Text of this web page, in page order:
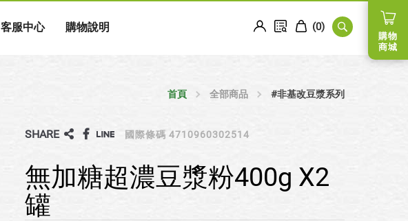
客服中心 購物說明 (0)
購物
商城
首頁 全部商品 #非基改豆漿系列
國際條碼 4710960302514
SHARE
無加糖超濃豆漿粉400g X2
罐